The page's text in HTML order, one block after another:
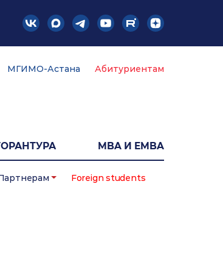
МГИМО-Астана Абитуриентам
MBA И EMBA
Foreign students